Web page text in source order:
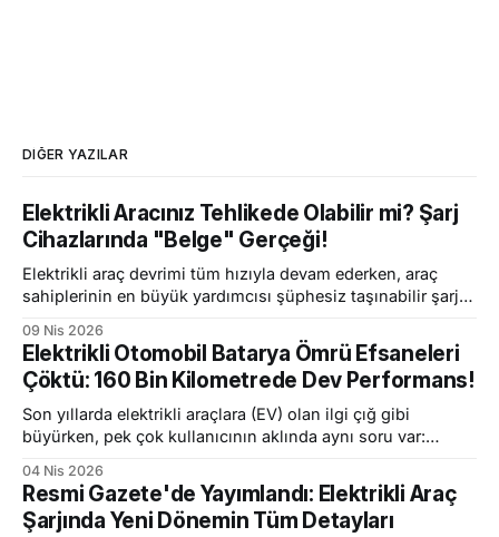
DIĞER YAZILAR
Elektrikli Aracınız Tehlikede Olabilir mi? Şarj
Cihazlarında "Belge" Gerçeği!
Elektrikli araç devrimi tüm hızıyla devam ederken, araç
sahiplerinin en büyük yardımcısı şüphesiz taşınabilir şarj
uzun bir seyahatte olun; aracınızı dilediğiniz yerde şarj
edebilme özgürlüğü mükemmel bir konfor. Ancak uzmanlar
ve yetkili merciler son günlerde çok kritik bir konuda
elektrikli araç sahiplerini
09 Nis 2026
Elektrikli Otomobil Batarya Ömrü Efsaneleri
Çöktü: 160 Bin Kilometrede Dev Performans!
Son yıllarda elektrikli araçlara (EV) olan ilgi çığ gibi
büyürken, pek çok kullanıcının aklında aynı soru var:
yaygın endişeler genellikle bataryaların kısa sürede
ömrünü tamamlayacağı ve büyük masraflar çıkaracağı
yönündeydi. Ancak Avrupa'nın önde gelen filo kiralama ve
04 Nis 2026
Resmi Gazete'de Yayımlandı: Elektrikli Araç
Şarjında Yeni Dönemin Tüm Detayları